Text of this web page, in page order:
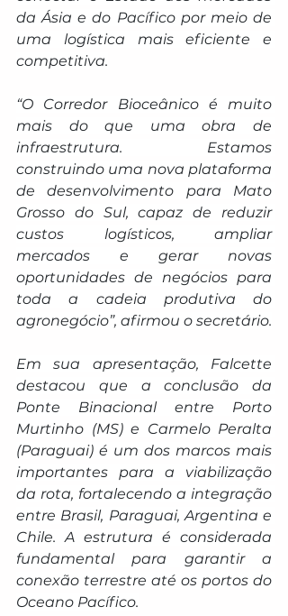
da Ásia e do Pacífico por meio de
uma logística mais eficiente e
competitiva.
“O Corredor Bioceânico é muito
mais do que uma obra de
infraestrutura. Estamos
construindo uma nova plataforma
de desenvolvimento para Mato
Grosso do Sul, capaz de reduzir
custos logísticos, ampliar
mercados e gerar novas
oportunidades de negócios para
toda a cadeia produtiva do
agronegócio”, afirmou o secretário.
Em sua apresentação, Falcette
destacou que a conclusão da
Ponte Binacional entre Porto
Murtinho (MS) e Carmelo Peralta
(Paraguai) é um dos marcos mais
importantes para a viabilização
da rota, fortalecendo a integração
entre Brasil, Paraguai, Argentina e
Chile. A estrutura é considerada
fundamental para garantir a
conexão terrestre até os portos do
Oceano Pacífico.